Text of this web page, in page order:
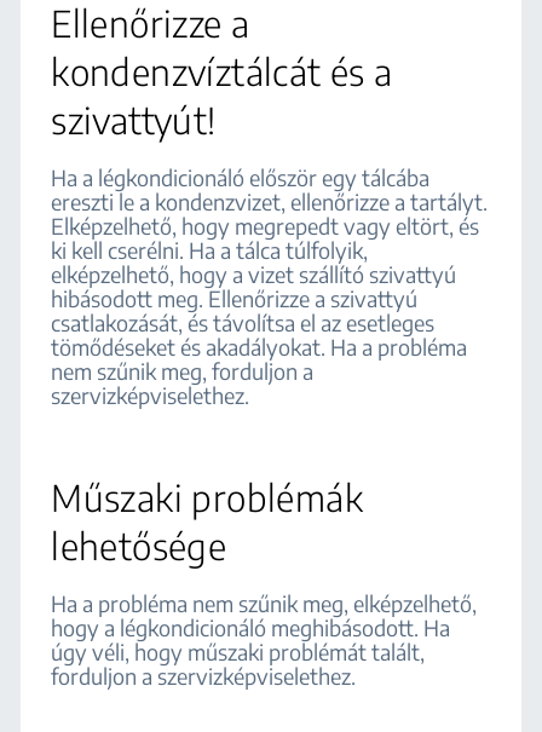
Ellenőrizze a
kondenzvíztálcát és a
szivattyút!
Ha a légkondicionáló először egy tálcába
ereszti le a kondenzvizet, ellenőrizze a tartályt.
Elképzelhető, hogy megrepedt vagy eltört, és
ki kell cserélni. Ha a tálca túlfolyik,
elképzelhető, hogy a vizet szállító szivattyú
hibásodott meg. Ellenőrizze a szivattyú
csatlakozását, és távolítsa el az esetleges
tömődéseket és akadályokat. Ha a probléma
nem szűnik meg, forduljon a
szervizképviselethez.
Műszaki problémák
lehetősége
Ha a probléma nem szűnik meg, elképzelhető,
hogy a légkondicionáló meghibásodott. Ha
úgy véli, hogy műszaki problémát talált,
forduljon a szervizképviselethez.